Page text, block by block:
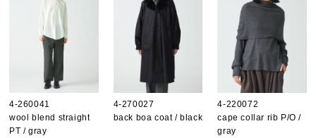
4-260041
wool blend straight
PT / gray
4-270027
back boa coat / black
4-220072
cape collar rib P/O /
gray